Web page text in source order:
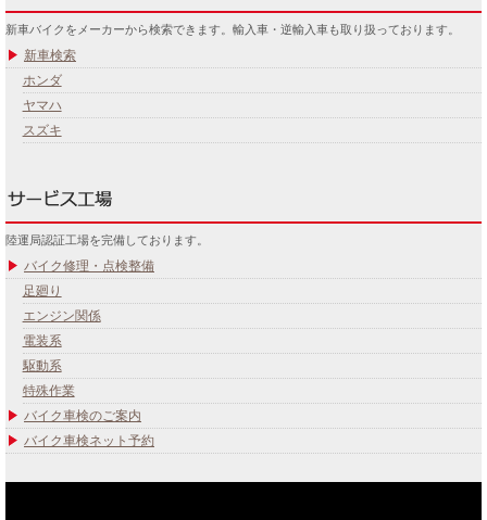
新車バイクをメーカーから検索できます。輸入車・逆輸入車も取り扱っております。
新車検索
ホンダ
ヤマハ
スズキ
陸運局認証工場を完備しております。
バイク修理・点検整備
足廻り
エンジン関係
電装系
駆動系
特殊作業
バイク車検のご案内
バイク車検ネット予約